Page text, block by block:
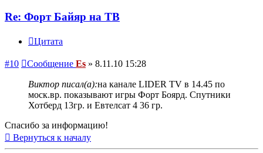
Re: Форт Байяр на ТВ
Цитата
#10 Сообщение Es » 8.11.10 15:28
Виктор писал(а):на канале LIDER TV в 14.45 по
моск.вр. показывают игры Форт Боярд. Спутники
Хотберд 13гр. и Евтелсат 4 36 гр.
Спасибо за информацию!
Вернуться к началу